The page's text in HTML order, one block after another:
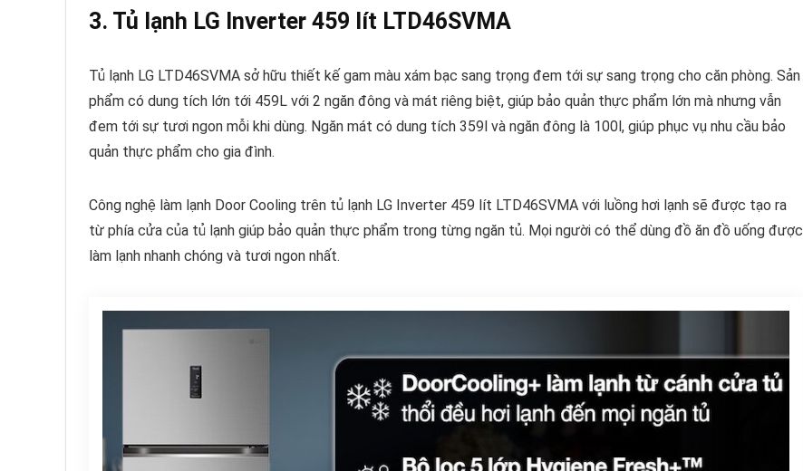
3. Tủ lạnh LG Inverter 459 lít LTD46SVMA
Tủ lạnh LG LTD46SVMA sở hữu thiết kế gam màu xám bạc sang trọng đem tới sự sang trọng cho căn phòng. Sản
phẩm có dung tích lớn tới 459L với 2 ngăn đông và mát riêng biệt, giúp bảo quản thực phẩm lớn mà nhưng vẫn
đem tới sự tươi ngon mỗi khi dùng. Ngăn mát có dung tích 359l và ngăn đông là 100l, giúp phục vụ nhu cầu bảo
quản thực phẩm cho gia đình.
Công nghệ làm lạnh Door Cooling trên tủ lạnh LG Inverter 459 lít LTD46SVMA với luồng hơi lạnh sẽ được tạo ra
từ phía cửa của tủ lạnh giúp bảo quản thực phẩm trong từng ngăn tủ. Mọi người có thể dùng đồ ăn đồ uống được
làm lạnh nhanh chóng và tươi ngon nhất.